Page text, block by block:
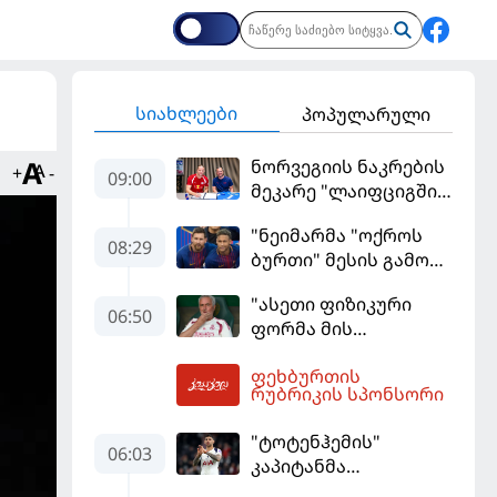
+ -
სიახლეები პოპულარული
09:00
ნორვეგიის ნაკრების
მეკარე "ლაიფციგში"
08:29
"ნეიმარმა "ოქროს
ბურთი" მესის გამო
ბრაზილიელის
ყოფილი აგენტი
06:50
"ასეთი ფიზიკური
ფორმა მის
შეეფერება" -
მოურინიომ "რეალის"
გააკრიტიკა
ფეხბურთის
რუბრიკის სპონსორი
06:03
"ტოტენჰემის"
კაპიტანმა